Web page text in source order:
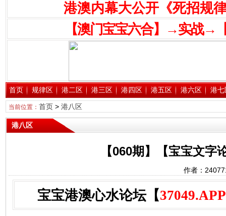
港澳内幕大公开《死招规
【澳门宝宝六合】→实战→
首页 规律区 港二区 港三区 港四区 港五区 港六区 港七
当前位置： 首页> 港八区
港八区
【060期】【宝宝文
作者：
宝宝港澳心水论坛【37049.APP